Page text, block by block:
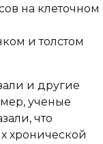
на клеточном
и толстом
и другие
ученые
что
хронической